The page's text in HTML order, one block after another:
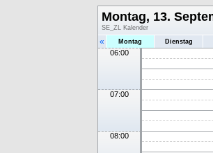
Montag, 13.
SE_ZL Kalender
« Montag Dienstag
06:00
07:00
08:00